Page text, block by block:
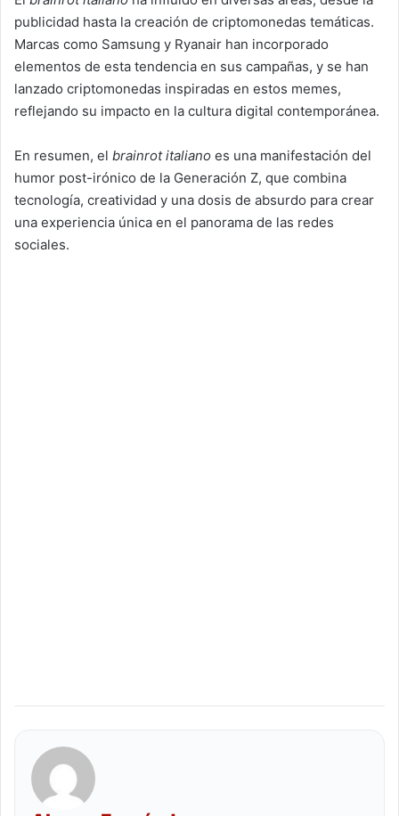
publicidad hasta la creación de criptomonedas temáticas.
Marcas como Samsung y Ryanair han incorporado
elementos de esta tendencia en sus campañas, y se han
lanzado criptomonedas inspiradas en estos memes,
reflejando su impacto en la cultura digital contemporánea.
En resumen, el brainrot italiano es una manifestación del
humor post-irónico de la Generación Z, que combina
tecnología, creatividad y una dosis de absurdo para crear
una experiencia única en el panorama de las redes
sociales.